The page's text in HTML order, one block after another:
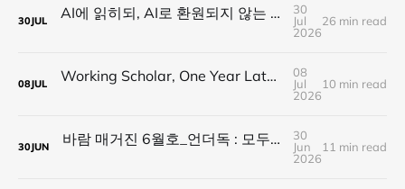
30JUL AI에 읽히되, AI로 환원되지 않는 것 — 새로운 낭만의 시대, 브랜드와 비즈니스가 향해야 할 방향
30
Jul
2026
26 min read
08JUL Working Scholar, One Year Later : 1년 후, 다시 보내는 응원
08
Jul
2026
10 min read
30JUN 바람 매거진 6월호_언더독 : 모두가 가는 길을 가지 않는다, 나의 길을 만든다
30
Jun
2026
11 min read